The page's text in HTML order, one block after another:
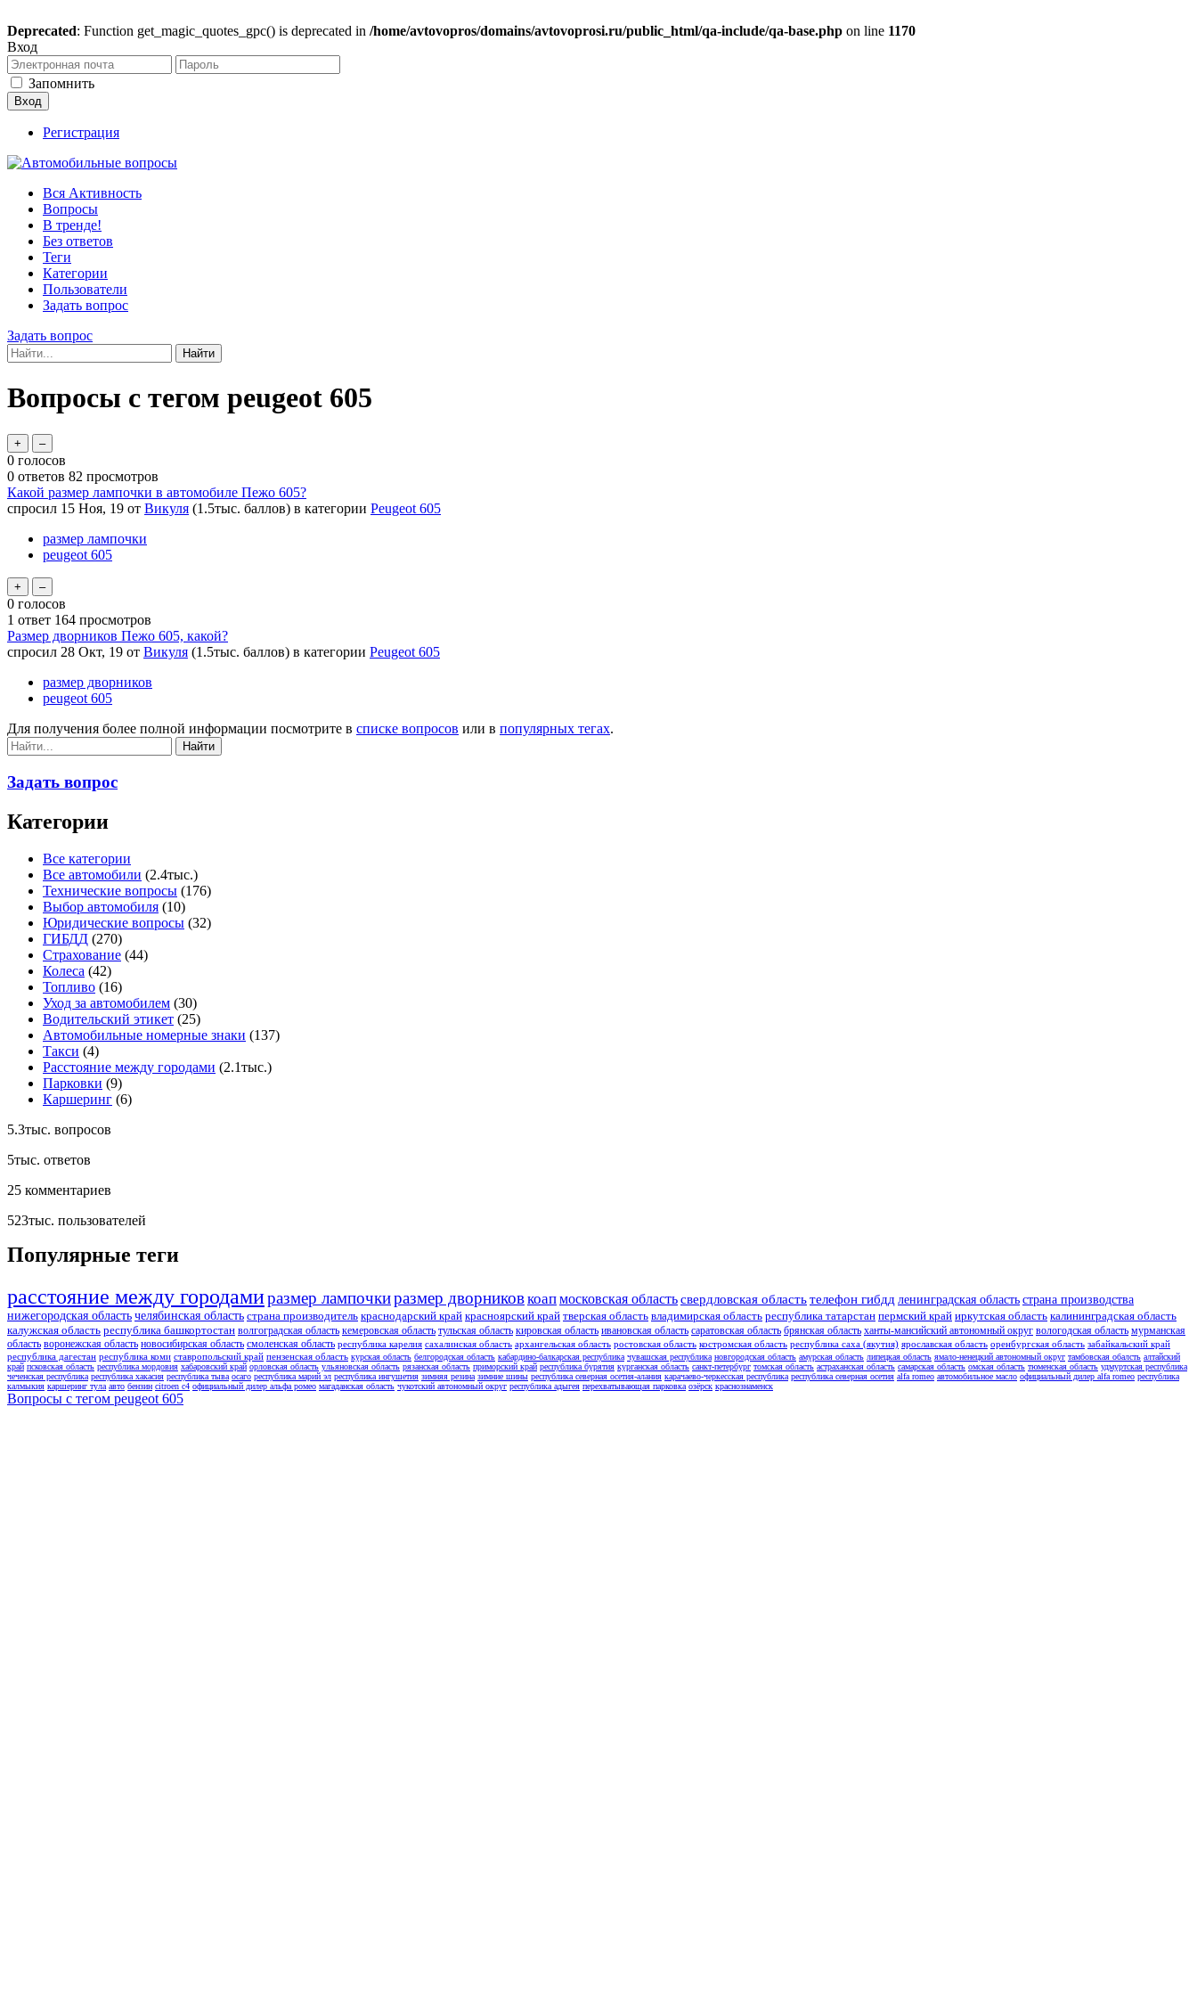
Deprecated: Function get_magic_quotes_gpc() is deprecated in /home/avtovopros/domains/avtovoprosi.ru/public_html/qa-include/qa-base.php on line 1170
Вход
Запомнить
Регистрация
Вся Активность
Вопросы
В тренде!
Без ответов
Теги
Категории
Пользователи
Задать вопрос
Задать вопрос
Вопросы с тегом peugeot 605
0 голосов
0 ответов 82 просмотров
Какой размер лампочки в автомобиле Пежо 605?
спросил 15 Ноя, 19 от Викуля (1.5тыс. баллов) в категории Peugeot 605
размер лампочки
peugeot 605
0 голосов
1 ответ 164 просмотров
Размер дворников Пежо 605, какой?
спросил 28 Окт, 19 от Викуля (1.5тыс. баллов) в категории Peugeot 605
размер дворников
peugeot 605
Для получения более полной информации посмотрите в списке вопросов или в популярных тегах.
Задать вопрос
Категории
Все категории
Все автомобили (2.4тыс.)
Технические вопросы (176)
Выбор автомобиля (10)
Юридические вопросы (32)
ГИБДД (270)
Страхование (44)
Колеса (42)
Топливо (16)
Уход за автомобилем (30)
Водительский этикет (25)
Автомобильные номерные знаки (137)
Такси (4)
Расстояние между городами (2.1тыс.)
Парковки (9)
Каршеринг (6)
5.3тыс. вопросов
5тыс. ответов
25 комментариев
523тыс. пользователей
Популярные теги
расстояние между городамиразмер лампочкиразмер дворниковкоапмосковская областьсвердловская областьтелефон гибдд ленинградская область страна производства
нижегородская область челябинская область страна производитель краснодарский край красноярский край тверская область владимирская область республика татарстан пермский край иркутская область калининградская область
калужская область республика башкортостан волгоградская область кемеровская область тульская область кировская область ивановская область саратовская область брянская область ханты-мансийский автономный округ вологодская область мурманская
область воронежская область новосибирская область смоленская область республика карелия сахалинская область архангельская область ростовская область костромская область республика саха (якутия) ярославская область оренбургская область забайкальский край
республика дагестан республика коми ставропольский край пензенская область курская область белгородская область кабардино-балкарская республика чувашская республика новгородская область амурская область липецкая область ямало-ненецкий автономный округ тамбовская обалсть алтайский
край псковская область республика мордовия хабаровский край орловская область ульяновская область рязанская область приморский край республика бурятия курганская область санкт-петербург томская область астраханская область самарская область омская область тюменская область удмуртская республика
чеченская республика республика хакасия республика тыва осаго республика марий эл республика ингушетия зимняя резина зимние шины республика северная осетия-алания карачаево-черкесская республика республика северная осетия alfa romeo автомобильное масло официальный дилер alfa romeo республика
калмыкия каршеринг тула авто бензин citroen c4 официальный дилер альфа ромео магаданская область чукотский автономный округ республика адыгея перехватывающая парковка озёрск краснознаменск
Вопросы с тегом peugeot 605